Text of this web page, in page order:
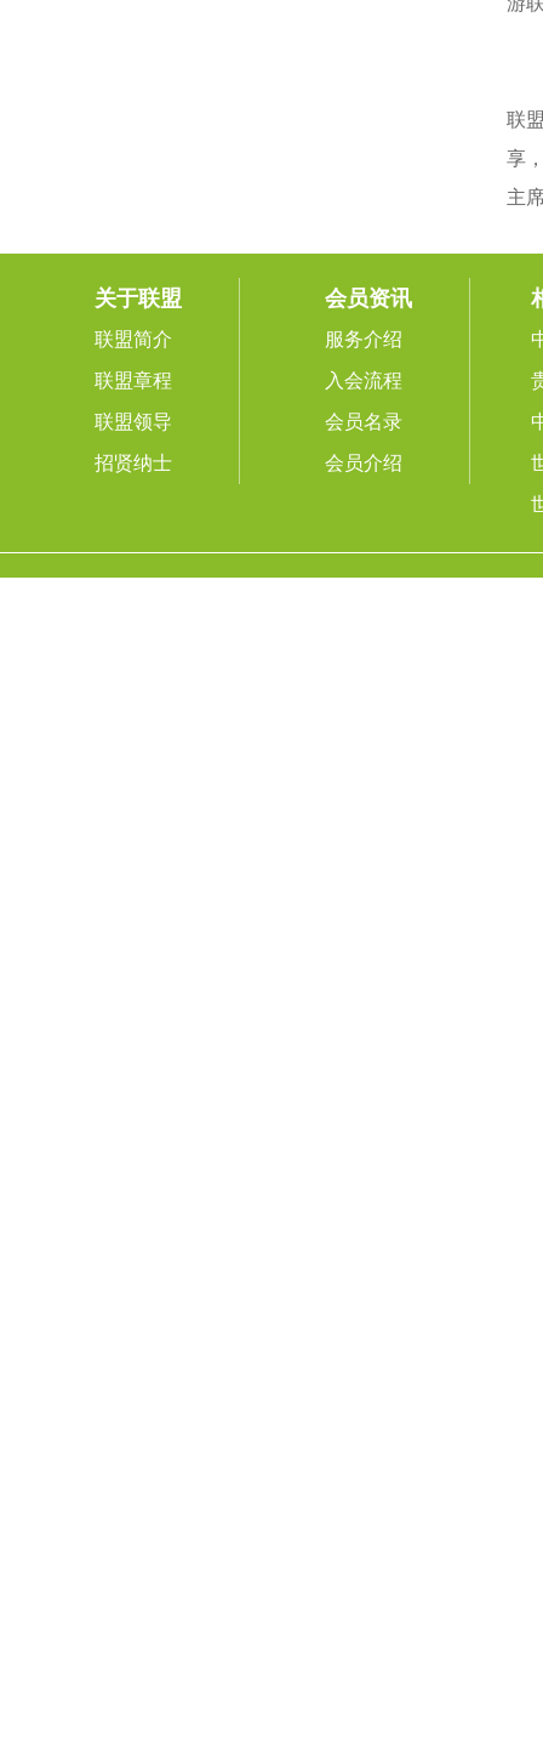
联
享
主
关于联盟
联盟简介
联盟章程
联盟领导
招贤纳士
会员资讯
服务介绍
入会流程
会员名录
会员介绍